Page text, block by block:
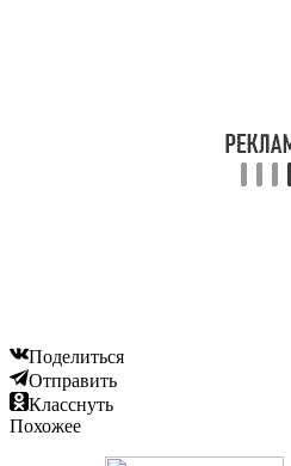
Поделиться
Отправить
Класснуть
Похожее